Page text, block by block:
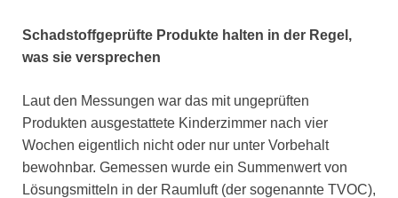
Schadstoffgeprüfte Produkte halten in der Regel,
was sie versprechen
Laut den Messungen war das mit ungeprüften
Produkten ausgestattete Kinderzimmer nach vier
Wochen eigentlich nicht oder nur unter Vorbehalt
bewohnbar. Gemessen wurde ein Summenwert von
Lösungsmitteln in der Raumluft (der sogenannte TVOC),